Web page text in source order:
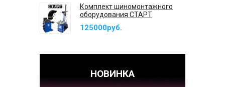
Комплект шиномонтажного
оборудования СТАРТ
125000руб.
НОВИНКА